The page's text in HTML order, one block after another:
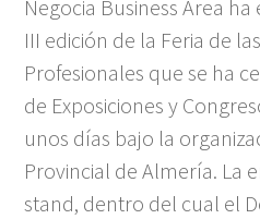
Negocia Business Area
III edición de la Feria de
Profesionales que se ha
de Exposiciones y
unos días bajo la
Provincial de Almería. La
stand, dentro del cual el